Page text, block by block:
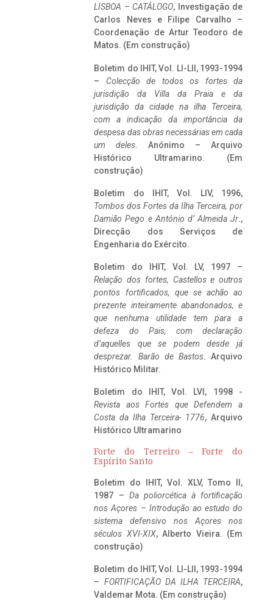
LISBOA – CATÁLOGO, Investigação de
Carlos Neves e Filipe Carvalho –
Coordenação de Artur Teodoro de
Matos. (Em construção)
Boletim do IHIT, Vol. LI-LII, 1993-1994
– Colecção de todos os fortes da
jurisdição da Villa da Praia e da
jurisdição da cidade na ilha Terceira,
com a indicação da importância da
despesa das obras necessárias em cada
um deles. Anónimo – Arquivo
Histórico Ultramarino. (Em
construção)
Boletim do IHIT, Vol. LIV, 1996,
Tombos dos Fortes da Ilha Terceira, por
Damião Pego e António d’ Almeida Jr.,
Direcção dos Serviços de
Engenharia do Exército.
Boletim do IHIT, Vol. LV, 1997 –
Relação dos fortes, Castellos e outros
pontos fortificados, que se achão ao
prezente inteiramente abandonados, e
que nenhuma utilidade tem para a
defeza do Pais, com declaração
d’aquelles que se podem desde já
desprezar. Barão de Bastos. Arquivo
Histórico Militar.
Boletim do IHIT, Vol. LVI, 1998 -
Revista aos Fortes que Defendem a
Costa da Ilha Terceira- 1776, Arquivo
Histórico Ultramarino
Forte do Terreiro – Forte do
Espírito Santo
Boletim do IHIT, Vol. XLV, Tomo II,
1987 – Da poliorcética à fortificação
nos Açores – Introdução ao estudo do
sistema defensivo nos Açores nos
séculos XVI-XIX, Alberto Vieira. (Em
construção)
Boletim do IHIT, Vol. LI-LII, 1993-1994
– FORTIFICAÇÃO DA ILHA TERCEIRA,
Valdemar Mota. (Em construção)